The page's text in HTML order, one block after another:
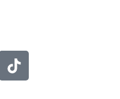
T
I
K